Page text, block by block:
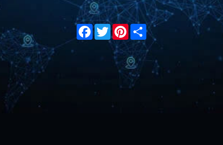
Facebook
TwitterPinterest
Share